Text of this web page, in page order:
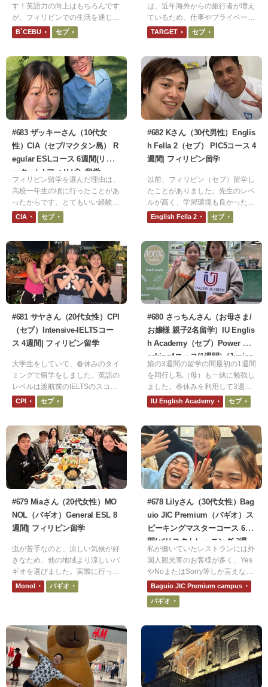
す！英語力の向上はもちろんです
が、フィリピンでの生活を通じて
異文化を尊重する姿勢や、困難な
状況でも前向きに取り組む精神力
での8週間は、私の人生において
非常に大きなターニングポイント
になったと確信しています。
B`CEBU セブ
は、近年海外からの旅行者が増え
ているため、仕事やプライベート
に何かしら役立てられると思った
からです。食事は日本食でとても
1週間ほど繋がりが悪く不便でし
た。シャワーはまだ水圧強い方だ
と思いますが、1度だけ止まった
ことがありました。
TARGET セブ
#683 ザッキーさん（10代女
性）CIA（セブ/マクタン島） R
egular ESLコース 6週間(リピ
ーター）| フィリピン留学
フィリピン留学を選んだ理由は、
高校一年生の頃に行ったことがあ
ったからです。とてもいい経験に
なりました。今回の留学は、渡航
時は大学一年生です。渡航前は文
スピーキングはできませんでし
た。
CIA セブ
#682 Kさん（30代男性）Englis
h Fella 2（セブ） PIC5コース 4
週間| フィリピン留学
以前、フィリピン（セブ）留学し
たことがありました。先生のレベ
ルが高く、学習環境も良かったた
め、良い印象がありました。その
ため、再度フィリピン留学にチャ
English Fella 2 セブ
#681 サヤさん（20代女性）CPI
（セブ）Intensive-IELTSコー
ス 4週間| フィリピン留学
大学生をしていて、春休みのタイ
ミングで留学をしました。英語の
レベルは渡航前のIELTSのスコア
は5.0でした。フィリピンには旅
行で行ったことがあり、フィリピ
また行きたいと思っていたので、
フィリピンを選びました。また他
の国に比べて料金が安かったから
です。
CPI セブ
#680 さっちんさん（お母さま/
お嬢様 親子2名留学）IU Englis
h Academy（セブ）Power Sp
eaking4コース(1週間）/Junior
コース（3週間）| フィリピン留
学
娘の3週間の留学の間最初の1週間
を同行し私（母）も一緒に勉強し
ました。春休みを利用して3週間
の留学でしたが、初めての留学で
あり2週間は娘一人でで生活する
ましたが、学校生活が楽しかった
体調崩すことも無かったため1ヶ
月にしても良かったなと思うくら
い満足しています。
IU English Academy セブ
#679 Miaさん（20代女性）MO
NOL（バギオ）General ESL 8
週間| フィリピン留学
虫が苦手なのと、涼しい気候が好
きなため、他の地域より涼しいバ
ギオを選びました。実際に行って
みて、治安が良く過ごしやすかっ
たです。雑談を楽しくできるくら
なると単語が出てこなくなりま
す。
Monol バギオ
#678 Lilyさん（30代女性）Bag
uio JIC Premium（バギオ）ス
ピーキングマスターコース 6週
間(バリスタトレーニング 3週
間)| フィリピン留学
私が働いていたレストランには外
国人観光客のお客様が多く、Yes
やNoまたはSorry等しか言えない
自分にもどかしさを感じていまし
た。また、いつかメイキングオブ
ハリーポッターで働きたいという
しでも英語でコミュニケーション
がとれたら楽しいだろうなという
思いから、留学にチャレンジして
みようと思いました。
Baguio JIC Premium campus
バギオ